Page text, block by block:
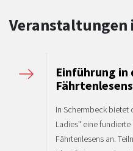
Veranstaltungen
Einführung in
Fährtenlesens
In Schermbeck bietet
Ladies" eine
Fährtenlesens an.